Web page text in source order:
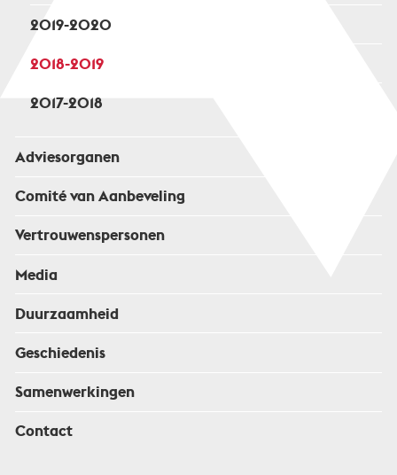
2019-2020
2018-2019
2017-2018
Adviesorganen
Comité van Aanbeveling
Vertrouwenspersonen
Media
Duurzaamheid
Geschiedenis
Samenwerkingen
Contact